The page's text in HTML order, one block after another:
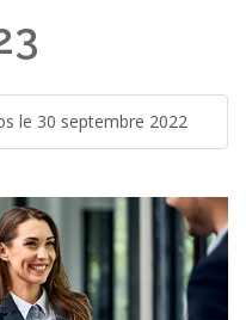
le 30 septembre 2022